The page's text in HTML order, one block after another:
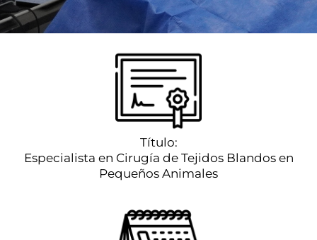
Visitantes
Título:
Especialista en Cirugía de Tejidos Blandos en
Pequeños Animales